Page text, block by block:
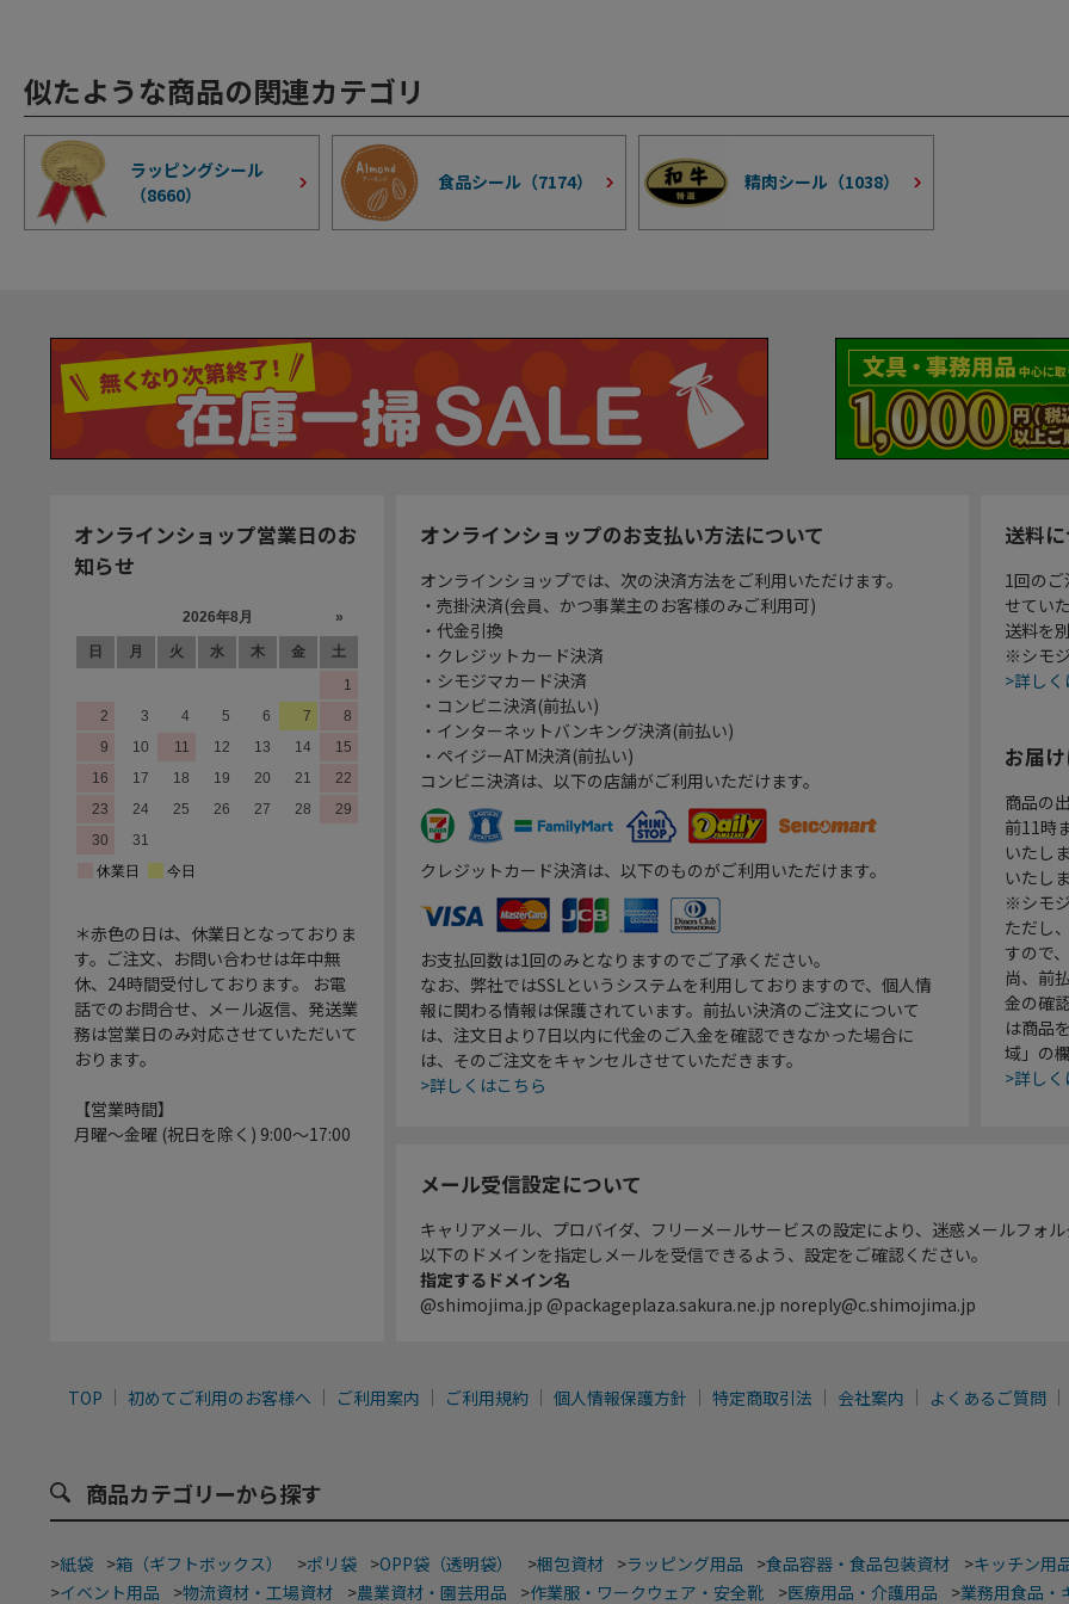
似たような商品の関連カテゴリ
ラッピングシール
（8660）
食品シール（7174） 精肉シール（1038）
オンラインショップ営業日のお
知らせ
＊赤色の日は、休業日となっておりま
す。ご注文、お問い合わせは年中無
休、24時間受付しております。 お電
話でのお問合せ、メール返信、発送業
務は営業日のみ対応させていただいて
おります。
【営業時間】
月曜～金曜 (祝日を除く) 9:00～17:00
オンラインショップのお支払い方法について
オンラインショップでは、次の決済方法をご利用いただけます。
・売掛決済(会員、かつ事業主のお客様のみご利用可)
・代金引換
・クレジットカード決済
・シモジマカード決済
・コンビニ決済(前払い)
・インターネットバンキング決済(前払い)
・ペイジーATM決済(前払い)
コンビニ決済は、以下の店舗がご利用いただけます。
クレジットカード決済は、以下のものがご利用いただけます。
お支払回数は1回のみとなりますのでご了承ください。
なお、弊社ではSSLというシステムを利用しておりますので、個人情
報に関わる情報は保護されています。前払い決済のご注文について
は、注文日より7日以内に代金のご入金を確認できなかった場合に
は、そのご注文をキャンセルさせていただきます。
>詳しくはこちら
送料
1回の
せてい
送料を
※シモ
>詳し
お届
商品の
前11時
いたし
いたし
※シモ
ただし
すので
尚、前
金の確
は商品
域」の
>詳し
メール受信設定について
キャリアメール、プロバイダ、フリーメールサービスの設定により、迷惑メールフォ
以下のドメインを指定しメールを受信できるよう、設定をご確認ください。
指定するドメイン名
@shimojima.jp @packageplaza.sakura.ne.jp noreply@c.shimojima.jp
TOP 初めてご利用のお客様へ ご利用案内 ご利用規約 個人情報保護方針 特定商取引法 会社案内 よくあるご質問
商品カテゴリーから探す
>紙袋 >箱（ギフトボックス） >ポリ袋 >OPP袋（透明袋） >梱包資材 >ラッピング用品 >食品容器・食品包装資材 >キッチン用
>イベント用品 >物流資材・工場資材 >農業資材・園芸用品 >作業服・ワークウェア・安全靴 >医療用品・介護用品 >業務用食品・